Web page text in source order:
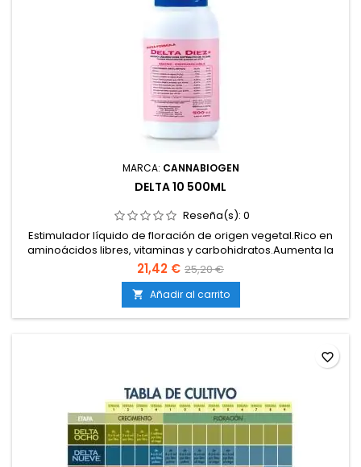
MARCA: CANNABIOGEN
DELTA 10 500ML
Reseña(s): 0
Estimulador líquido de floración de origen vegetal.Rico en
aminoácidos libres, vitaminas y carbohidratos.Aumenta la
formación de flores densas, compactas y
resinosas.Potencia el aroma, sabor y calidad organoléptica
de la cosecha.Compatible con todo tipo de sistemas y
medios de cultivo.
21,42 € 25,20 €
 Añadir al carrito
favorite_border